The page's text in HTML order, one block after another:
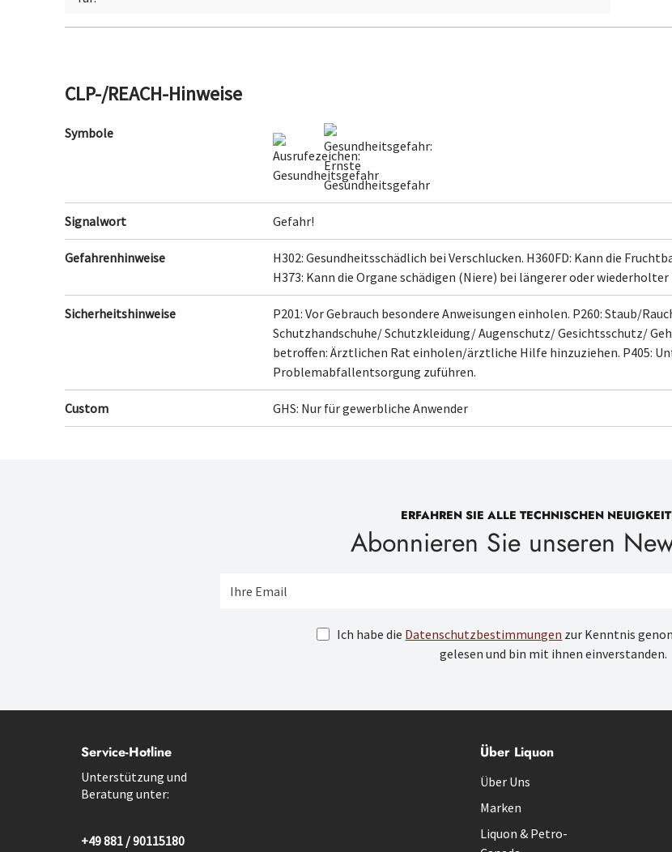
CLP-/REACH-Hinweise
Symbole
Signalwort Gefahr!
Gefahrenhinweise H302: Gesundheitsschädlich bei Verschlucken. H360FD: Kann die
H373: Kann die Organe schädigen (Niere) bei längerer oder wiederholter
Sicherheitshinweise P201: Vor Gebrauch besondere Anweisungen einholen. P260: Staub/
Schutzhandschuhe/ Schutzkleidung/ Augenschutz/ Gesichtsschutz/
betroffen: Ärztlichen Rat einholen/ärztliche Hilfe hinzuziehen. P405:
Problemabfallentsorgung zuführen.
Custom GHS: Nur für gewerbliche Anwender
ERFAHREN SIE ALLE TECHNISCHEN
Abonnieren Sie unseren
Ich habe die Datenschutzbestimmungen zur Kenntnis
gelesen und bin mit ihnen einverstanden.
Service-Hotline
Unterstützung und
Beratung unter:
+49 881 / 90115180
Über Liquon
Über Uns
Marken
Liquon & Petro-